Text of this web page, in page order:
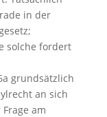
in der
solche fordert
grundsätzlich
an sich
am